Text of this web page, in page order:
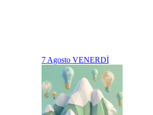
7 Agosto VENERDÌ